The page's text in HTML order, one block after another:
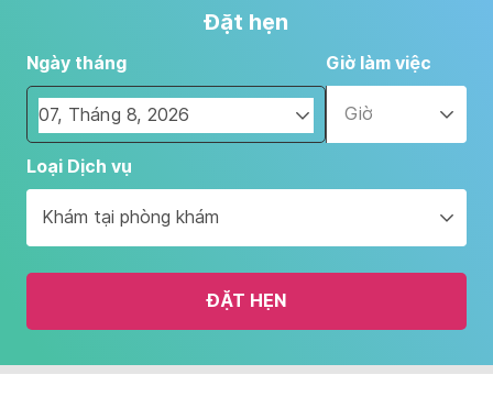
Đặt hẹn
Ngày tháng
Navigate
forward
interact
with
the
and
Giờ làm việc
Giờ
Loại Dịch vụ
Khám tại phòng khám
ĐẶT HẸN